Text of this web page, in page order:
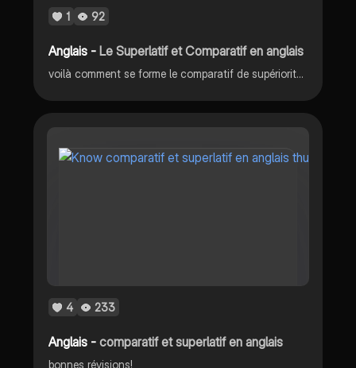
1 92
Anglais -Le Superlatif et Comparatif en anglais
voilà comment se forme le comparatif de supériorité et d'infériorité et le superlatif on l'étudie en 4/3eme mais toujours en 2nd
4 233
Anglais -comparatif et superlatif en anglais
bonnes révisions!